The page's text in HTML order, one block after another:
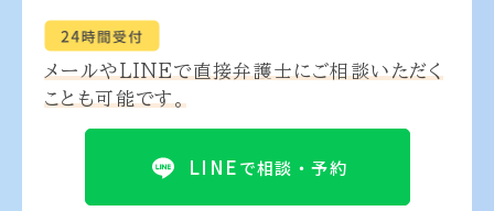
メールやLINEで直接弁護士にご相談いただく
ことも可能です。
LINEで相談・予約